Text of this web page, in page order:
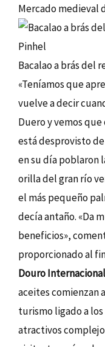
Mercado medieval
Bacalao a brás del
«Teníamos que
vuelve a decir
Duero y vemos
está desprovisto
en su día poblaron
orilla del gran río
el más pequeño
decía antaño. «Da
beneficios»,
proporcionado al
Douro
aceites comienzan
turismo ligado a
atractivos